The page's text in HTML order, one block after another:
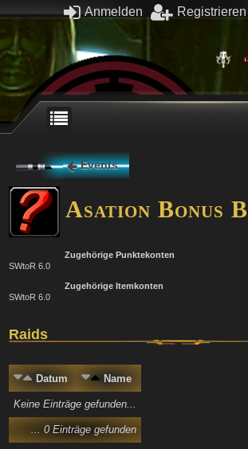
Anmelden Registrieren
Events
Asation Bonus
Zugehörige Punktekonten
SWtoR 6.0
Zugehörige Itemkonten
SWtoR 6.0
Raids
Datum Name
Keine Einträge gefunden...
... 0 Einträge gefunden